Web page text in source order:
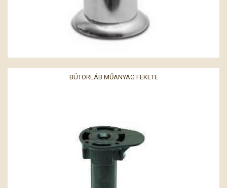
BÚTORLÁB MŰANYAG FEKETE